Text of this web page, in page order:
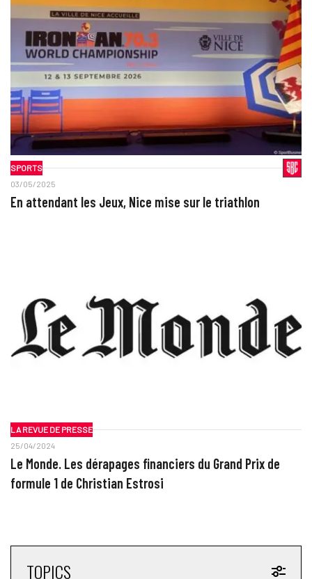
SPORTS
03/05/2025
En attendant les Jeux, Nice mise sur le triathlon
LA REVUE DE PRESSE
25/04/2024
Le Monde. Les dérapages financiers du Grand Prix de
formule 1 de Christian Estrosi
TOPICS